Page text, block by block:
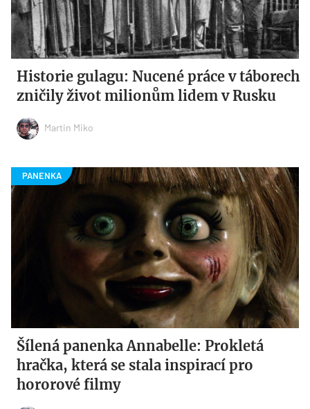
Historie gulagu: Nucené práce v táborech
zničily život milionům lidem v Rusku
Martin Miko
Šílená panenka Annabelle: Prokletá
hračka, která se stala inspirací pro
hororové filmy